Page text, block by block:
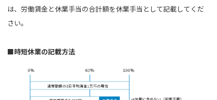
は、労働賃金と休業手当の合計額を休業手当として記載してくだ
さい。
■時短休業の記載方法